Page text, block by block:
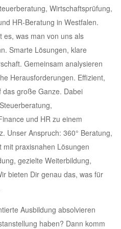
Wirtschaftsprüfung,
HR-Beratung in Westfalen.
es, was man von uns als
Smarte Lösungen, klare
Gemeinsam analysieren
Herausforderungen. Effizient,
große Ganze. Dabei
und HR zu einem
Unser Anspruch: 360° Beratung,
praxisnahen Lösungen
gezielte Weiterbildung,
bieten Dir genau das, was für
Ausbildung absolvieren
haben? Dann komm